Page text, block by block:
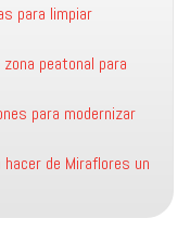
para limpiar
peatonal para
para modernizar
de Miraflores un